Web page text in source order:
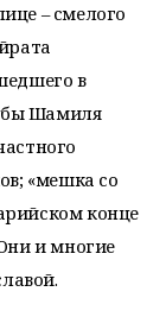
– смелого
в
Шамиля
«мешка со
конце
и многие